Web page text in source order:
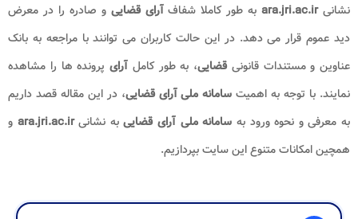
نشانیara.jri.ac.irبه طور کاملا شفافآرای قضاییو صادره را در معرض
دید عموم قرار می دهد. در این حالت کاربران می توانند با مراجعه به بانک
عناوین و مستندات قانونیقضایی، به طور کامل آرای پرونده ها را مشاهده
نمایند. با توجه به اهمیت سامانه ملی آرای قضایی، در این مقاله قصد داریم
به معرفی و نحوه ورود به سامانه ملی آرای قضاییبه نشانیara.jri.ac.ir و
همچین امکانات متنوع این سایت بپردازیم.